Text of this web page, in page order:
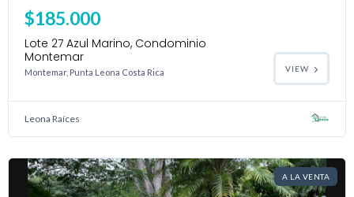
$185.000
Lote 27 Azul Marino, Condominio
Montemar
Montemar, Punta Leona Costa Rica VIEW
Leona Raíces
A LA VENTA